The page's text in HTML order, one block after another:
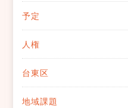
予定
人権
台東区
地域課題